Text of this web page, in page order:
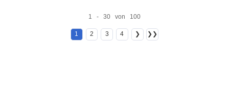
1 - 30 von 100
1 2 3 4 ❯ ❯❯